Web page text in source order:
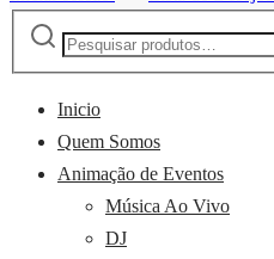
Pesquisar
Inicio
Quem Somos
Animação de Eventos
Música Ao Vivo
DJ